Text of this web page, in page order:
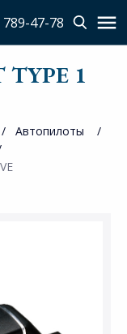
789-47-78
TYPE 1
Автопилоты